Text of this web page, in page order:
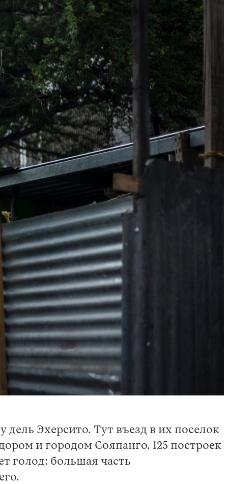
Эхерсито. Тут въезд в их поселок
и городом Сояпанго. 125 построек
голод: большая часть